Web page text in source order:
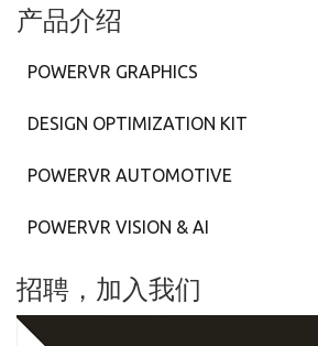
产品介绍
POWERVR GRAPHICS
DESIGN OPTIMIZATION KIT
POWERVR AUTOMOTIVE
POWERVR VISION & AI
招聘，加入我们